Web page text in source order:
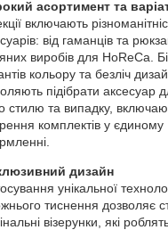
асортимент та
включають
від гаманців та
виробів для HoReCa.
кольору та безліч
підібрати аксесуар
стилю та випадку,
комплектів у єдиному
дизайн
унікальної
тиснення дозволяє
візерунки, які